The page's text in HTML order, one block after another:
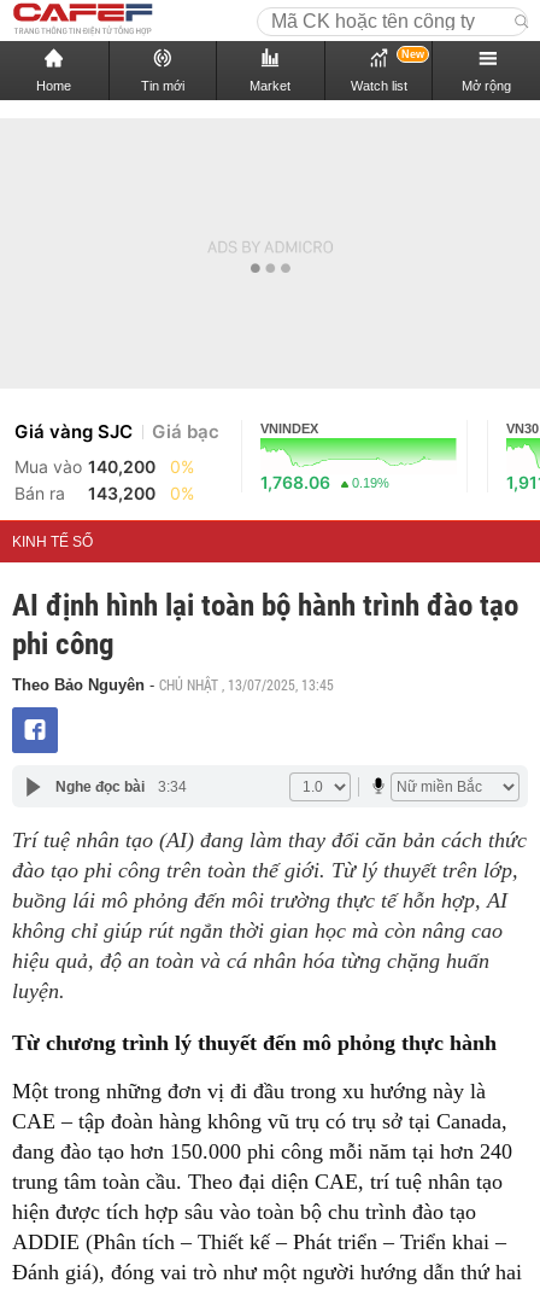
Home Tin mới Market Watch list
New
Mở rộng
Giá vàng SJC Giá bạc
Mua vào 140,200
0%
Bán ra
143,200 0%
VNINDEX
1,768.06 0.19%
VN30
KINH TẾ SỐ
AI định hình lại toàn bộ hành trình đào tạo
phi công
Theo Bảo Nguyên - CHỦ NHẬT , 13/07/2025, 13:45
Nghe đọc bài 3:34
Trí tuệ nhân tạo (AI) đang làm thay đổi căn bản cách thức
đào tạo phi công trên toàn thế giới. Từ lý thuyết trên lớp,
buồng lái mô phỏng đến môi trường thực tế hỗn hợp, AI
không chỉ giúp rút ngắn thời gian học mà còn nâng cao
hiệu quả, độ an toàn và cá nhân hóa từng chặng huấn
luyện.
Từ chương trình lý thuyết đến mô phỏng thực hành
Một trong những đơn vị đi đầu trong xu hướng này là
CAE – tập đoàn hàng không vũ trụ có trụ sở tại Canada,
đang đào tạo hơn 150.000 phi công mỗi năm tại hơn 240
trung tâm toàn cầu. Theo đại diện CAE, trí tuệ nhân tạo
hiện được tích hợp sâu vào toàn bộ chu trình đào tạo
ADDIE (Phân tích – Thiết kế – Phát triển – Triển khai –
Đánh giá), đóng vai trò như một người hướng dẫn thứ hai